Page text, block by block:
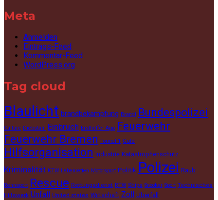
Meta
Anmelden
Eintrags-Feed
Kommentar-Feed
WordPress.org
Tag cloud
Blaulicht brandbekämpfung Brandt Bundespolizei
Culture Diebstahl Einbruch Ersthelfer App Feuerwehr
Feuerwehr Bremen Formel 1 Gold
Hilfsorganisation Industrie Katastrophenschutz
Kriminalität KTW Lebenretten Motorsport Politik Polizei Raub
Rennsport Rescue Rettungsdienst RTW Ships Snooker Sport Technisches
Hilfswerk Unfall United states Wirtschaft Zoll Überfall